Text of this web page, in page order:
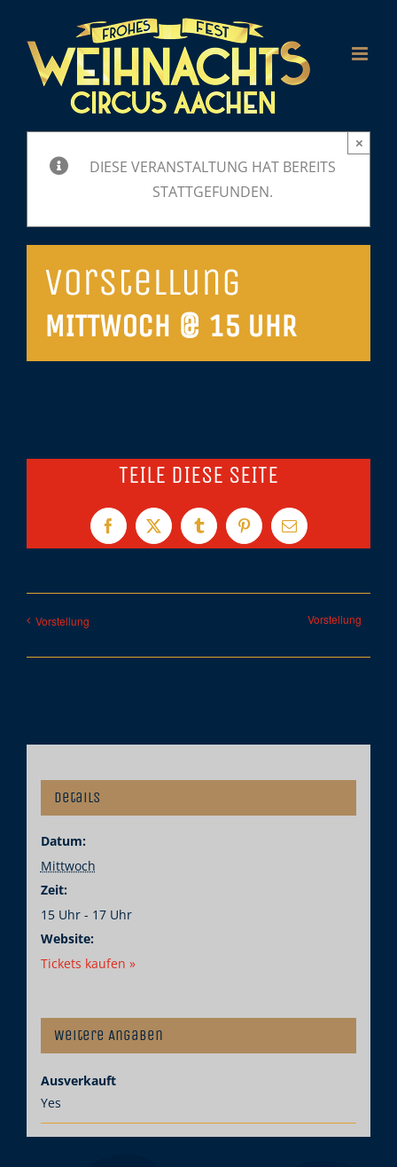
Inhalt
springen
DIESE VERANSTALTUNG HAT BEREITS
STATTGEFUNDEN.
×
Vorstellung
MITTWOCH @ 15 UHR
TEILE DIESE SEITE
Facebook
X TumblrPinterest
E-
Mail
Vorstellung Vorstellung
Details
Datum:
Mittwoch
Zeit:
15 Uhr - 17 Uhr
Website:
Tickets kaufen »
Weitere Angaben
Ausverkauft
Yes